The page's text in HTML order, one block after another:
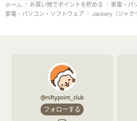
ホーム お買い物でポイントを貯める
家電・パ
家電・パソコン・ソフトウェア
Jackery（ジャク
@niftypoint_club
フォローする